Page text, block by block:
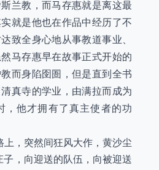
兰教，而马存惠就是离这最
就是他也在作品中经历了不
致全身心地从事教道事业、
马存惠早在故事正式开始的
而身陷囹圄，但是直到全书
真寺的学业，由满拉而成为
，他才拥有了真主使者的功
上，突然间狂风大作，黄沙尘
子，向迎送的队伍，向被迎送